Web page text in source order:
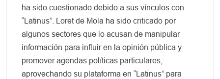
ha sido cuestionado debido a sus vínculos con
“Latinus”. Loret de Mola ha sido criticado por
algunos sectores que lo acusan de manipular
información para influir en la opinión pública y
promover agendas políticas particulares,
aprovechando su plataforma en “Latinus” para